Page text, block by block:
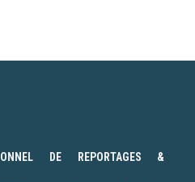
DE REPORTAGES &